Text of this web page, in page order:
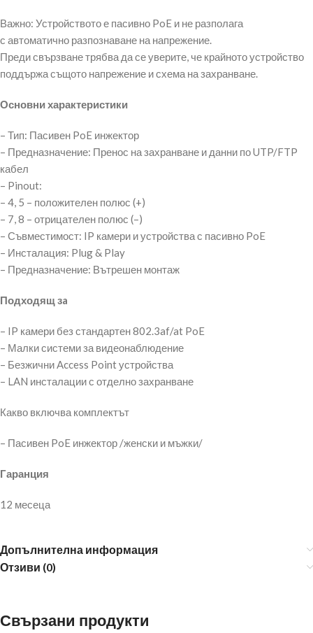
Важно: Устройството е пасивно PoE и не разполага
с автоматично разпознаване на напрежение.
Преди свързване трябва да се уверите, че крайното устройство
поддържа същото напрежение и схема на захранване.
Основни характеристики
– Тип: Пасивен PoE инжектор
– Предназначение: Пренос на захранване и данни по UTP/FTP
кабел
– Pinout:
– 4, 5 – положителен полюс (+)
– 7, 8 – отрицателен полюс (–)
– Съвместимост: IP камери и устройства с пасивно PoE
– Инсталация: Plug & Play
– Предназначение: Вътрешен монтаж
Подходящ зa
– IP камери без стандартен 802.3af/at PoE
– Малки системи за видеонаблюдение
– Безжични Access Point устройства
– LAN инсталации с отделно захранване
Какво включва комплектът
– Пасивен PoE инжектор /женски и мъжки/
Гаранция
12 месеца
Допълнителна информация
Отзиви (0)
Свързани продукти